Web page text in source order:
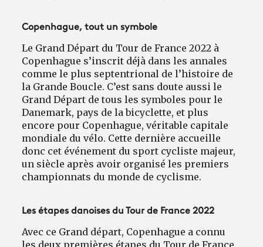
Copenhague, tout un symbole
Le Grand Départ du Tour de France 2022 à
Copenhague s’inscrit déjà dans les annales
comme le plus septentrional de l’histoire de
la Grande Boucle. C’est sans doute aussi le
Grand Départ de tous les symboles pour le
Danemark, pays de la bicyclette, et plus
encore pour Copenhague, véritable capitale
mondiale du vélo. Cette dernière accueille
donc cet événement du sport cycliste majeur,
un siècle après avoir organisé les premiers
championnats du monde de cyclisme.
Les étapes danoises du Tour de France 2022
Avec ce Grand départ, Copenhague a connu